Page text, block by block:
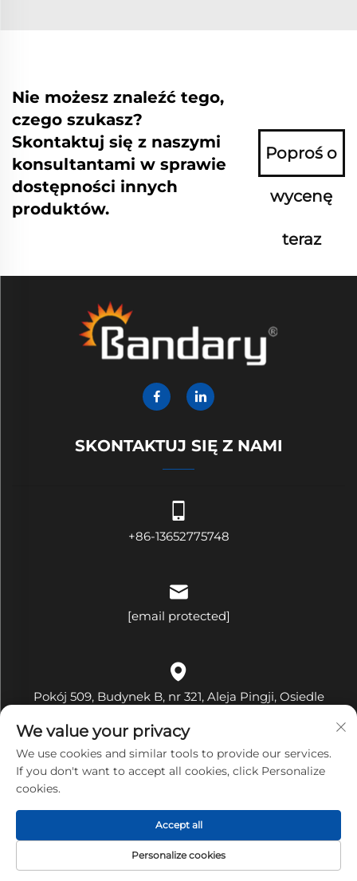
Nie możesz znaleźć tego,
czego szukasz?
Skontaktuj się z naszymi
konsultantami w sprawie
dostępności innych
produktów.
Poproś o
wycenę
teraz
SKONTAKTUJ SIĘ Z NAMI
+86-13652775748
[email protected]
Pokój 509, Budynek B, nr 321, Aleja Pingji, Osiedle
Shenzhen, Prowincja Guangdong, Chiny
Copyright © Shenzhen Bandary Technology Co., Ltd.
Wszelkie prawa zastrzeżone
STRONA
We value your privacy
We use cookies and similar tools to provide our services.
If you don't want to accept all cookies, click Personalize
cookies.
Personalize cookies
Accept all